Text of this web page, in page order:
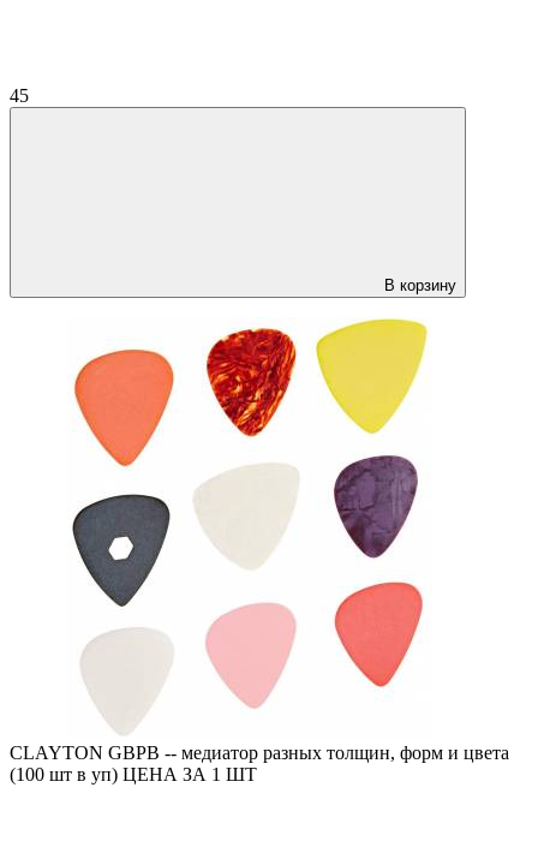
45
В корзину
CLAYTON GBPB -- медиатор разных толщин, форм и цвета
(100 шт в уп) ЦЕНА ЗА 1 ШТ